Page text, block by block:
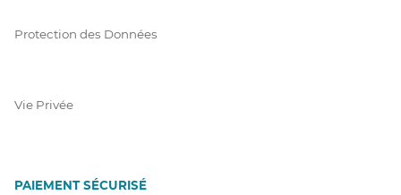
Protection des Données
Vie Privée
PAIEMENT SÉCURISÉ